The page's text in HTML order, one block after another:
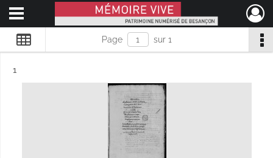
Mémoire Vive patrimoine numérisé de Besançon
Ouvrir le menu déroulant
Page sur 1
Résultat n°
1